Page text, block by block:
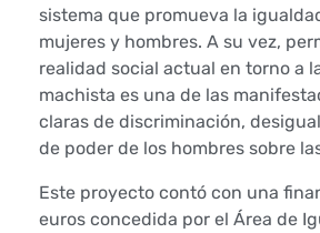
y
e
e
l
p
sistema que promueva la
mujeres y hombres. A su vez,
realidad social actual en torno a
machista es una de las
claras de discriminación,
de poder de los hombres sobre
Este proyecto contó con una
euros concedida por el Área de